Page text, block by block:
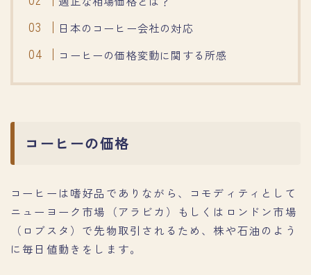
日本のコーヒー会社の対応
コーヒーの価格変動に関する所感
コーヒーの価格
コーヒーは嗜好品でありながら、コモディティとして
ニューヨーク市場（アラビカ）もしくはロンドン市場
（ロブスタ）で先物取引されるため、株や石油のよう
に毎日値動きをします。